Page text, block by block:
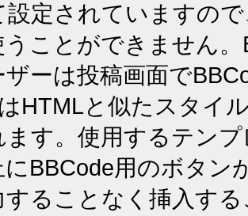
設定されていますの
ことができません
ザーは投稿画面で
HTMLと似たスタイ
ます。使用するテン
BBCode用のボタン
することなく挿入す